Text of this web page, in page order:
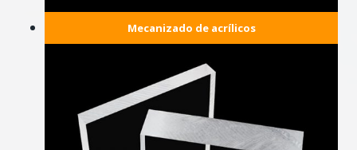
Mecanizado de acrílicos